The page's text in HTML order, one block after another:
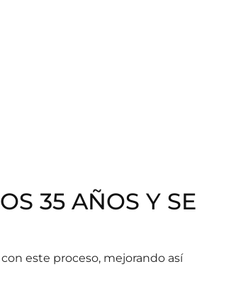
35 AÑOS Y SE
este proceso, mejorando así